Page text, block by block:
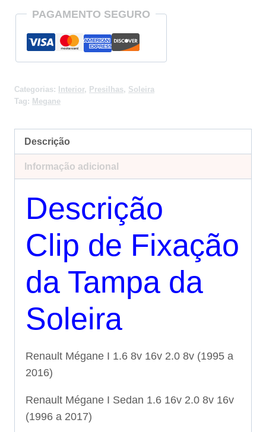
7703077371
PAGAMENTO SEGURO
Categorias: Interior, Presilhas, Soleira
Tag: Megane
Descrição
Informação adicional
Descrição
Clip de Fixação
da Tampa da
Soleira
Renault Mégane I 1.6 8v 16v 2.0 8v (1995 a
2016)
Renault Mégane I Sedan 1.6 16v 2.0 8v 16v
(1996 a 2017)